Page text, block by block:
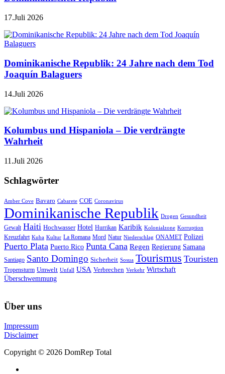
17.Juli 2026
Dominikanische Republik: 24 Jahre nach dem Tod
Joaquín Balaguers
14.Juli 2026
Kolumbus und Hispaniola – Die verdrängte
Wahrheit
11.Juli 2026
Schlagwörter
Amber Cove Bavaro Cabarete COE Coronavirus
Dominikanische Republik Drogen Gesundheit
Gewalt Haiti Hochwasser Hotel Hurrikan Karibik Kolonialzone Korruption
Kreuzfahrt Kuba Kultur La Romana Mord Natur Niederschlag ONAMET Polizei
Puerto Plata Puerto Rico Punta Cana Regen Regierung Samana
Santiago Santo Domingo Sicherheit Sosua Tourismus Touristen
Tropensturm Umwelt Unfall USA Verbrechen Verkehr Wirtschaft
Überschwemmung
Über uns
Impressum
Disclaimer
Copyright © 2026 DomRep Total